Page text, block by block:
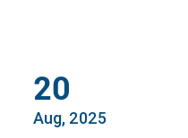
20
Aug, 2025